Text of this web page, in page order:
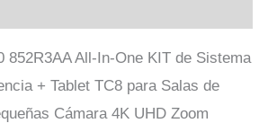
852R3AA All-In-One KIT de Sistema
+ Tablet TC8 para Salas de
Cámara 4K UHD Zoom